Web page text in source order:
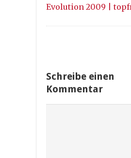
Evolution 2009 |
Schreibe einen
Kommentar